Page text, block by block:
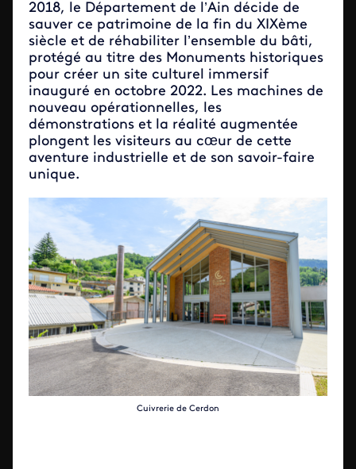
2018, le Département de l’Ain décide de
sauver ce patrimoine de la fin du XIXème
siècle et de réhabiliter l’ensemble du bâti,
protégé au titre des Monuments historiques
pour créer un site culturel immersif
inauguré en octobre 2022. Les machines de
nouveau opérationnelles, les
démonstrations et la réalité augmentée
plongent les visiteurs au cœur de cette
aventure industrielle et de son savoir-faire
unique.
Cuivrerie de Cerdon